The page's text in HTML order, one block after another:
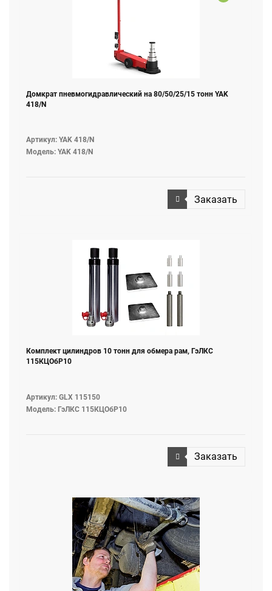
Домкрат пневмогидравлический на 80/50/25/15 тонн YAK
418/N
Артикул: YAK 418/N
Модель: YAK 418/N
Заказать
Комплект цилиндров 10 тонн для обмера рам, ГэЛКС
115КЦОбР10
Артикул: GLX 115150
Модель: ГэЛКС 115КЦОбР10
Заказать